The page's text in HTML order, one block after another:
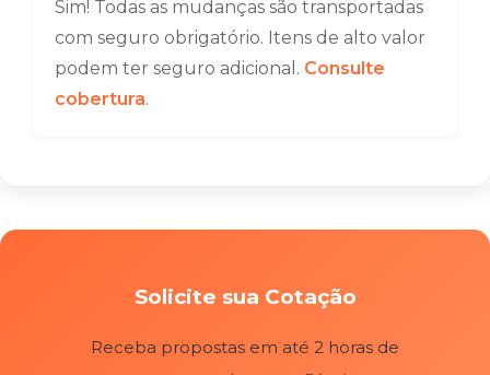
Sim! Todas as mudanças são transportadas
com seguro obrigatório. Itens de alto valor
podem ter seguro adicional. Consulte
cobertura.
Solicite sua Cotação
Receba propostas em até 2 horas de